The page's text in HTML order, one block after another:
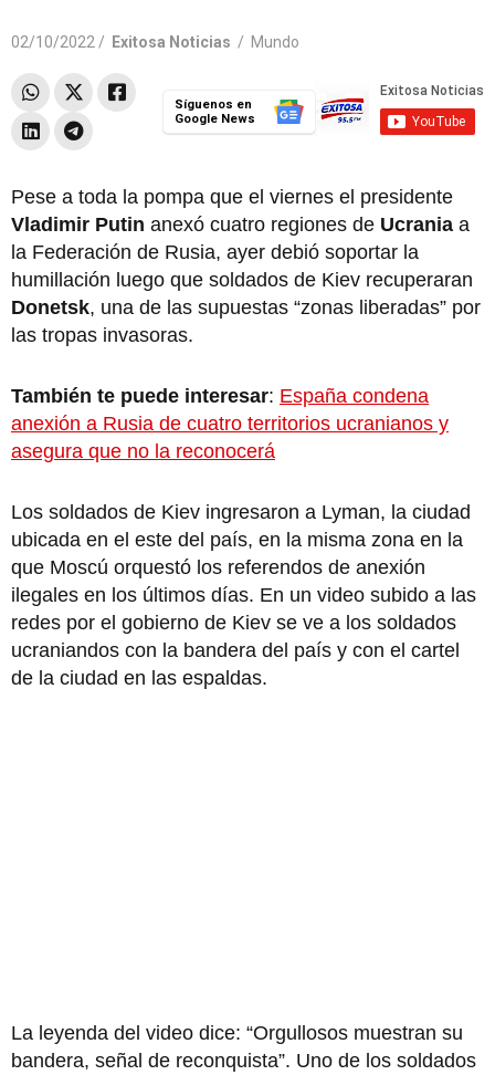
02/10/2022 / Exitosa Noticias / Mundo
Síguenos en
Google News
Pese a toda la pompa que el viernes el presidente
Vladimir Putin anexó cuatro regiones de Ucrania a
la Federación de Rusia, ayer debió soportar la
humillación luego que soldados de Kiev recuperaran
Donetsk, una de las supuestas “zonas liberadas” por
las tropas invasoras.
También te puede interesar: España condena
anexión a Rusia de cuatro territorios ucranianos y
asegura que no la reconocerá
Los soldados de Kiev ingresaron a Lyman, la ciudad
ubicada en el este del país, en la misma zona en la
que Moscú orquestó los referendos de anexión
ilegales en los últimos días. En un video subido a las
redes por el gobierno de Kiev se ve a los soldados
ucraniandos con la bandera del país y con el cartel
de la ciudad en las espaldas.
La leyenda del video dice: “Orgullosos muestran su
bandera, señal de reconquista”. Uno de los soldados